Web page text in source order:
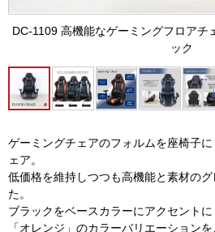
DC-1109 高機能なゲーミングフロアチ
ック
ゲーミングチェアのフォルムを座椅子
ェア。
低価格を維持しつつも高機能と素材の
た。
ブラックをベースカラーにアクセントに
「オレンジ」のカラーバリエーション